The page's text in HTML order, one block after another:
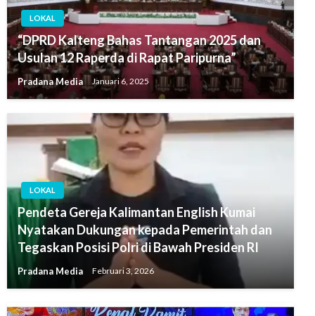
LOKAL
“DPRD Kalteng Bahas Tantangan 2025 dan
Usulan 12 Raperda di Rapat Paripurna”
Pradana Media Januari 6, 2025
LOKAL
Pendeta Gereja Kalimantan English Kumai
Nyatakan Dukungan kepada Pemerintah dan
Tegaskan Posisi Polri di Bawah Presiden RI
Pradana Media Februari 3, 2026